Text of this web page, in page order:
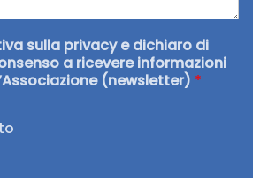
sulla privacy e dichiaro di
a ricevere informazioni
(newsletter) *